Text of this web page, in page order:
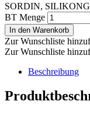
SORDIN,
BT Menge
In den Warenkorb
Zur Wunschliste
Zur Wunschliste
Beschreibung